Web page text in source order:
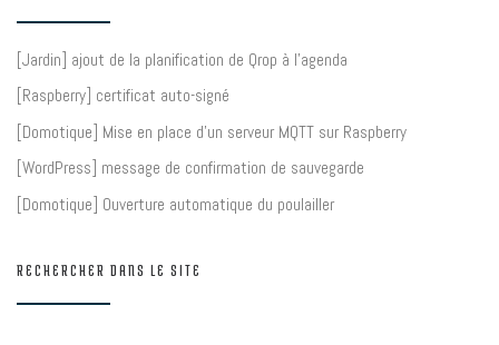
[Jardin] ajout de la planification de Qrop à l’agenda
[Raspberry] certificat auto-signé
[Domotique] Mise en place d’un serveur MQTT sur Raspberry
[WordPress] message de confirmation de sauvegarde
[Domotique] Ouverture automatique du poulailler
RECHERCHER DANS LE SITE